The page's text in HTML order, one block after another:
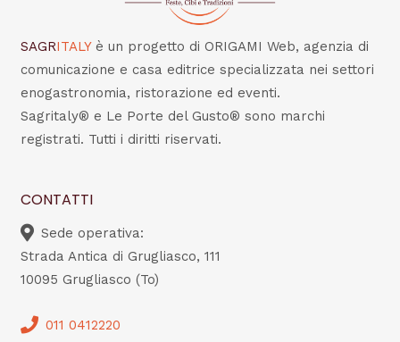
SAGRITALY è un progetto di ORIGAMI Web, agenzia di
comunicazione e casa editrice specializzata nei settori
enogastronomia, ristorazione ed eventi.
Sagritaly® e Le Porte del Gusto® sono marchi
registrati. Tutti i diritti riservati.
CONTATTI
Sede operativa:
Strada Antica di Grugliasco, 111
10095 Grugliasco (To)
011 0412220